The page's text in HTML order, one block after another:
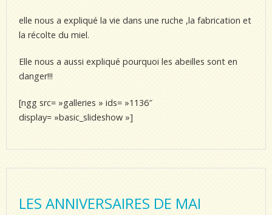
elle nous a expliqué la vie dans une ruche ,la fabrication et
la récolte du miel.
Elle nous a aussi expliqué pourquoi les abeilles sont en
danger!!!
[ngg src= »galleries » ids= »1136″
display= »basic_slideshow »]
LES ANNIVERSAIRES DE MAI